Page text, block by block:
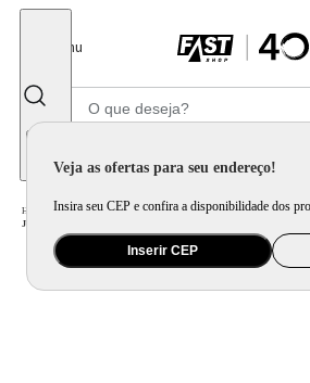
Menu
Veja as ofertas para seu endereço!
Insira seu CEP e confira a disponibilidade dos
Inserir CEP
Home Utilidade Doméstica Cozinha / Jogo de Panela e Panela Avulsa /
Jogo de Panelas Brinox Antiaderente Ceramic Life 6 Peças Marble Wood